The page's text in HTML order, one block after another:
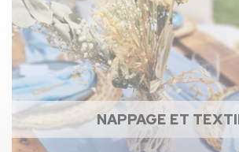
NAPPAGE ET